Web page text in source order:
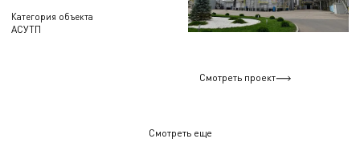
Категория объекта
АСУТП
Смотреть проект
Смотреть еще